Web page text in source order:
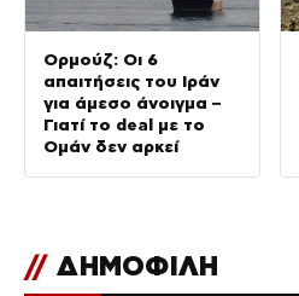
Ορμούζ: Οι 6
απαιτήσεις του Ιράν
για άμεσο άνοιγμα –
Γιατί το deal με το
Ομάν δεν αρκεί
// ΔΗΜΟΦΙΛΗ